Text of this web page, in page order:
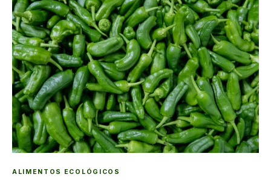
ALIMENTOS ECOLÓGICOS